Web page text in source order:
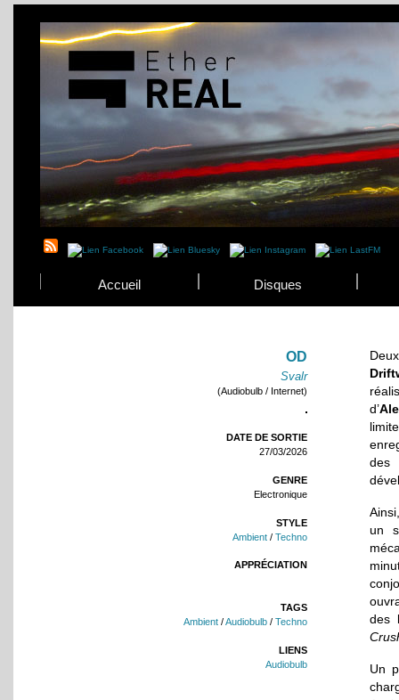
Accueil Disques
OD
Svalr
(Audiobulb / Internet)
DATE DE SORTIE
27/03/2026
GENRE
Electronique
STYLE
Ambient / Techno
APPRÉCIATION
TAGS
Ambient /Audiobulb / Techno
LIENS
Audiobulb
d’
des
un
des
Un